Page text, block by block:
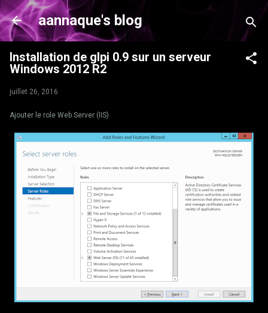
Accéder au contenu principal
aannaque's blog
Installation de glpi 0.9 sur un serveur
Windows 2012 R2
juillet 26, 2016
Ajouter le role Web Server (IIS)